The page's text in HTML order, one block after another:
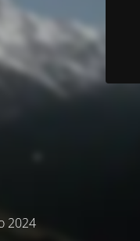
2024